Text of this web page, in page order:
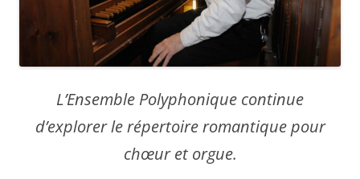
L’Ensemble Polyphonique continue
d’explorer le répertoire romantique pour
chœur et orgue.